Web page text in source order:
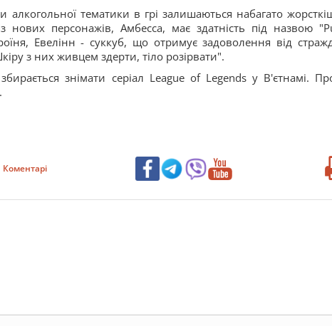
тематики в грі залишаються набагато
нових персонажів, Амбесса, має здатність під назвою
Евелінн - суккуб, що отримує задоволення від
з них живцем здерти, тіло розірвати".
знімати серіал League of Legends у В'єтнамі.
Коментарі